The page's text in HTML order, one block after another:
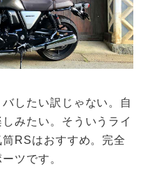
したい訳じゃない。自
みたい。そういうライ
RSはおすすめ。完全
ツです。